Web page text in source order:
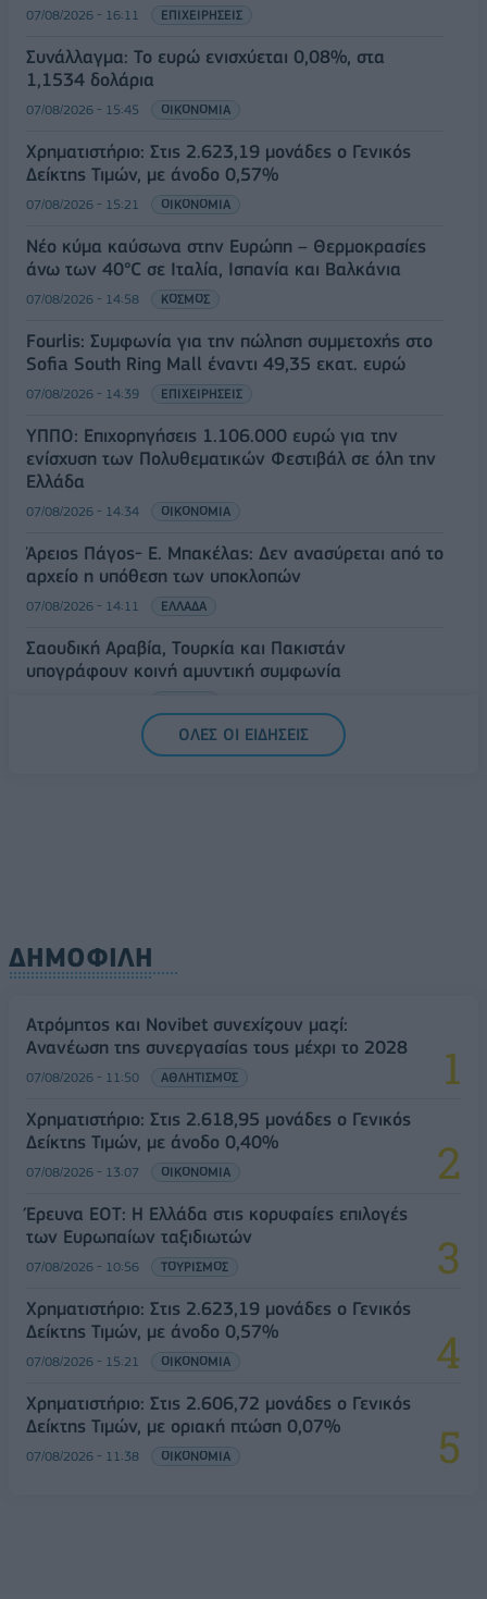
07/08/2026 - 16:11 ΕΠΙΧΕΙΡΗΣΕΙΣ
Συνάλλαγμα: Το ευρώ ενισχύεται 0,08%, στα
1,1534 δολάρια
07/08/2026 - 15:45 ΟΙΚΟΝΟΜΙΑ
Χρηματιστήριο: Στις 2.623,19 μονάδες ο Γενικός
Δείκτης Τιμών, με άνοδο 0,57%
07/08/2026 - 15:21 ΟΙΚΟΝΟΜΙΑ
Νέο κύμα καύσωνα στην Ευρώπη – Θερμοκρασίες
άνω των 40°C σε Ιταλία, Ισπανία και Βαλκάνια
07/08/2026 - 14:58 ΚΟΣΜΟΣ
Fourlis: Συμφωνία για την πώληση συμμετοχής στο
Sofia South Ring Mall έναντι 49,35 εκατ. ευρώ
07/08/2026 - 14:39 ΕΠΙΧΕΙΡΗΣΕΙΣ
ΥΠΠΟ: Επιχορηγήσεις 1.106.000 ευρώ για την
ενίσχυση των Πολυθεματικών Φεστιβάλ σε όλη την
Ελλάδα
07/08/2026 - 14:34 ΟΙΚΟΝΟΜΙΑ
Άρειος Πάγος- Ε. Μπακέλας: Δεν ανασύρεται από το
αρχείο η υπόθεση των υποκλοπών
07/08/2026 - 14:11 ΕΛΛΑΔΑ
Σαουδική Αραβία, Τουρκία και Πακιστάν
υπογράφουν κοινή αμυντική συμφωνία
ΟΛΕΣ ΟΙ ΕΙΔΗΣΕΙΣ
ΔΗΜΟΦΙΛΗ
Ατρόμητος και Novibet συνεχίζουν μαζί:
Ανανέωση της συνεργασίας τους μέχρι το 2028
07/08/2026 - 11:50 ΑΘΛΗΤΙΣΜΟΣ
Χρηματιστήριο: Στις 2.618,95 μονάδες ο Γενικός
Δείκτης Τιμών, με άνοδο 0,40%
07/08/2026 - 13:07 ΟΙΚΟΝΟΜΙΑ
Έρευνα ΕΟΤ: Η Ελλάδα στις κορυφαίες επιλογές
των Ευρωπαίων ταξιδιωτών
07/08/2026 - 10:56 ΤΟΥΡΙΣΜΟΣ
Χρηματιστήριο: Στις 2.623,19 μονάδες ο Γενικός
Δείκτης Τιμών, με άνοδο 0,57%
07/08/2026 - 15:21 ΟΙΚΟΝΟΜΙΑ
Χρηματιστήριο: Στις 2.606,72 μονάδες ο Γενικός
Δείκτης Τιμών, με οριακή πτώση 0,07%
07/08/2026 - 11:38 ΟΙΚΟΝΟΜΙΑ